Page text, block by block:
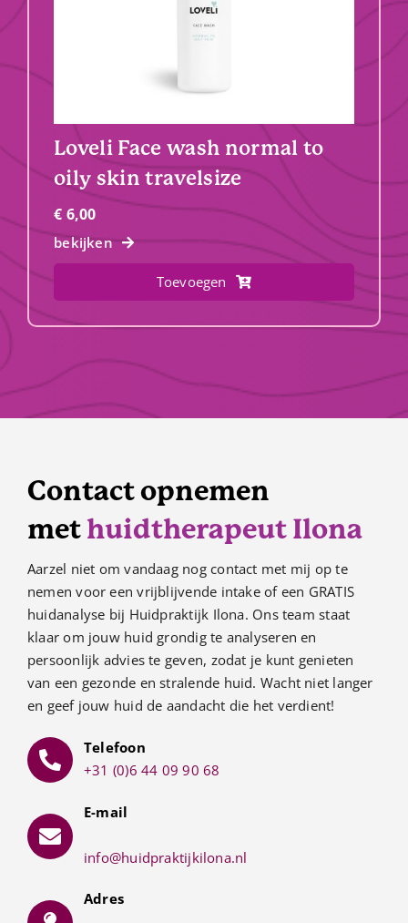
Loveli Face wash normal to
oily skin travelsize
€ 6,00
bekijken
Toevoegen
Contact opnemen
methuidtherapeut Ilona
Aarzel niet om vandaag nog contact met mij op te
nemen voor een vrijblijvende intake of een GRATIS
huidanalyse bij Huidpraktijk Ilona. Ons team staat
klaar om jouw huid grondig te analyseren en
persoonlijk advies te geven, zodat je kunt genieten
van een gezonde en stralende huid. Wacht niet langer
en geef jouw huid de aandacht die het verdient!
Telefoon
+31 (0)6 44 09 90 68
E-mail
info@huidpraktijkilona.nl
Adres